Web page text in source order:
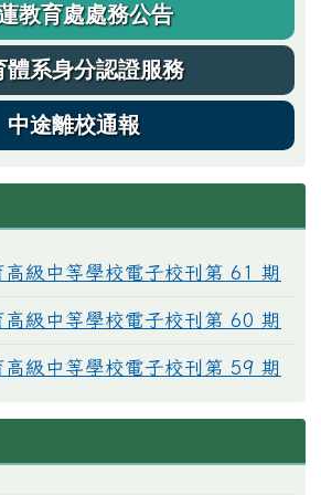
教育處處務公告
體系身分認證服務
中途離校通報
高級中等學校電子校刊第 61 期
高級中等學校電子校刊第 60 期
高級中等學校電子校刊第 59 期